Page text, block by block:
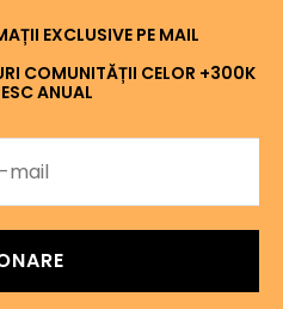
EXCLUSIVE PE MAIL
COMUNITĂȚII CELOR +300K
ANUAL